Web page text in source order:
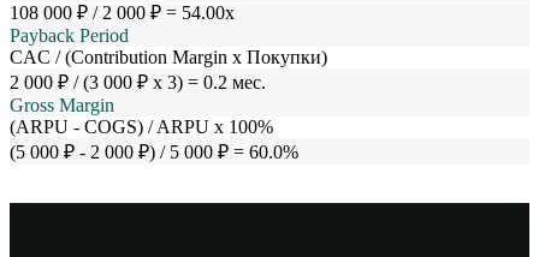
108 000 ₽ / 2 000 ₽ = 54.00x
Payback Period
CAC / (Contribution Margin x Покупки)
2 000 ₽ / (3 000 ₽ x 3) = 0.2 мес.
Gross Margin
(ARPU - COGS) / ARPU x 100%
(5 000 ₽ - 2 000 ₽) / 5 000 ₽ = 60.0%